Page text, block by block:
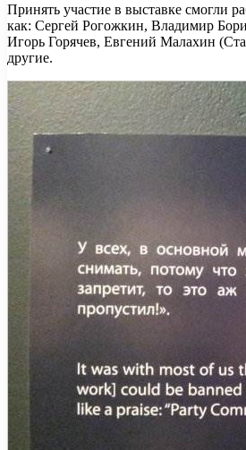
Принять участие в выставке смогли
как: Сергей Рогожкин, Владимир
Игорь Горячев, Евгений Малахин
другие.